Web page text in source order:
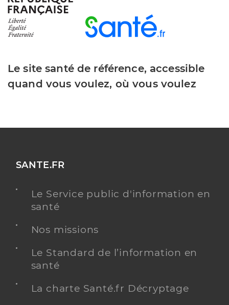
Le site santé de référence, accessible
quand vous voulez, où vous voulez
SANTE.FR
Le Service public d'information en
santé
Nos missions
Le Standard de l’information en
santé
La charte Santé.fr Décryptage